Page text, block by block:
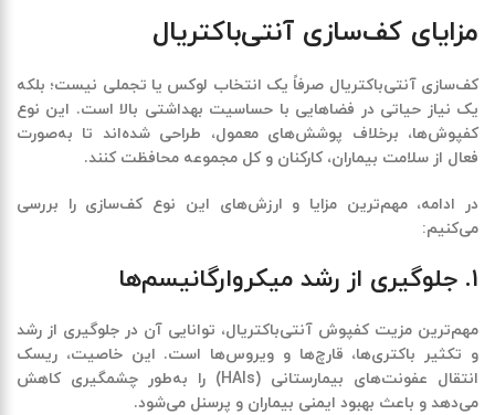
مزایای کف‌سازی آنتی‌باکتریال
کف‌سازی آنتی‌باکتریال صرفاً یک انتخاب لوکس یا تجملی نیست؛ بلکه
یک نیاز حیاتی در فضاهایی با حساسیت بهداشتی بالااست. این نوع
کفپوش‌ها، برخلاف پوشش‌های معمول، طراحی شده‌اند تا به‌صورت
فعال از سلامت بیماران، کارکنان و کل مجموعه محافظت کنند.
در ادامه، مهم‌ترین مزایا و ارزش‌های این نوع کف‌سازی را بررسی
می‌کنیم:
۱. جلوگیری از رشد میکروارگانیسم‌ها
مهم‌ترین مزیت کفپوش آنتی‌باکتریال، توانایی آن در جلوگیری از رشد
و تکثیر باکتری‌ها، قارچ‌ها و ویروس‌ها است. این خاصیت، ریسک
انتقال عفونت‌های بیمارستانی (HAIs) را به‌طور چشمگیری کاهش
می‌دهد و باعث بهبود ایمنی بیماران و پرسنل می‌شود.